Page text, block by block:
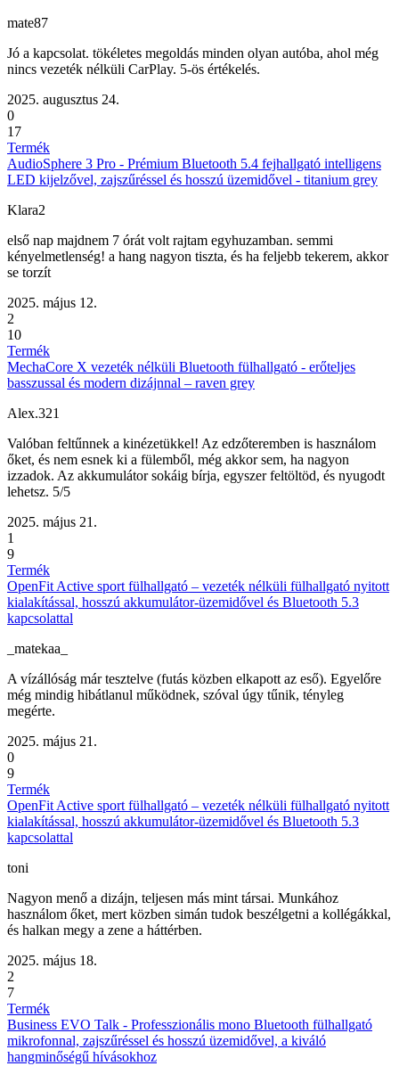
mate87
Jó a kapcsolat. tökéletes megoldás minden olyan autóba, ahol még
nincs vezeték nélküli CarPlay. 5-ös értékelés.
2025. augusztus 24.
0
17
Termék
AudioSphere 3 Pro - Prémium Bluetooth 5.4 fejhallgató intelligens
LED kijelzővel, zajszűréssel és hosszú üzemidővel - titanium grey
Klara2
első nap majdnem 7 órát volt rajtam egyhuzamban. semmi
kényelmetlenség! a hang nagyon tiszta, és ha feljebb tekerem, akkor
se torzít
2025. május 12.
2
10
Termék
MechaCore X vezeték nélküli Bluetooth fülhallgató - erőteljes
basszussal és modern dizájnnal – raven grey
Alex.321
Valóban feltűnnek a kinézetükkel! Az edzőteremben is használom
őket, és nem esnek ki a fülemből, még akkor sem, ha nagyon
izzadok. Az akkumulátor sokáig bírja, egyszer feltöltöd, és nyugodt
lehetsz. 5/5
2025. május 21.
1
9
Termék
OpenFit Active sport fülhallgató – vezeték nélküli fülhallgató nyitott
kialakítással, hosszú akkumulátor-üzemidővel és Bluetooth 5.3
kapcsolattal
_matekaa_
A vízállóság már tesztelve (futás közben elkapott az eső). Egyelőre
még mindig hibátlanul működnek, szóval úgy tűnik, tényleg
megérte.
2025. május 21.
0
9
Termék
OpenFit Active sport fülhallgató – vezeték nélküli fülhallgató nyitott
kialakítással, hosszú akkumulátor-üzemidővel és Bluetooth 5.3
kapcsolattal
toni
Nagyon menő a dizájn, teljesen más mint társai. Munkához
használom őket, mert közben simán tudok beszélgetni a kollégákkal,
és halkan megy a zene a háttérben.
2025. május 18.
2
7
Termék
Business EVO Talk - Professzionális mono Bluetooth fülhallgató
mikrofonnal, zajszűréssel és hosszú üzemidővel, a kiváló
hangminőségű hívásokhoz